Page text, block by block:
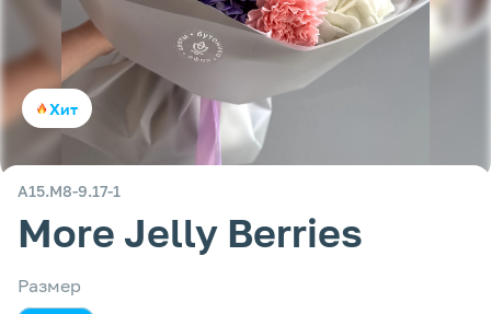
Хит
А15.М8-9.17-1
More Jelly Berries
Размер